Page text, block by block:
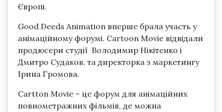
Європі.
Good Deeds Animation вперше брала участь у
анімаційному форумі. Cartoon Movie відвідали
продюсери студії Володимир Нікітенко і
Дмитро Судаков, та директорка з маркетингу
Ірина Громова.
Cartton Movie – це форум для анімаційних
повнометражних фільмів, де можна